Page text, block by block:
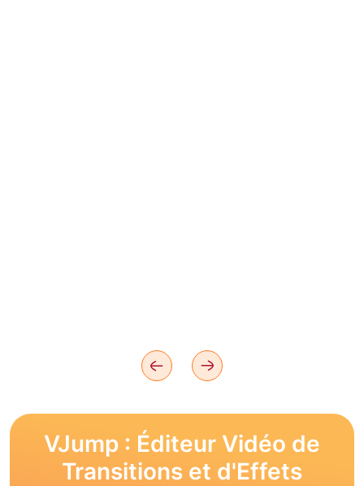
VJump : Éditeur Vidéo de
Transitions et d'Effets